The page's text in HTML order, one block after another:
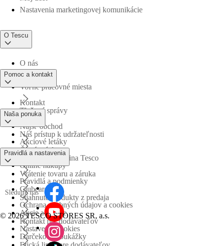
Nastavenia marketingovej komunikácie
O Tescu
O nás
Voľné pracovné miesta
Tlačové správy
Náš prístup k udržateľnosti
Obchodná skupina Tesco
Pomoc a kontakt
Kontakt
Nájsť obchod
Časté otázky
Vrátenie tovaru a záruka
Stiahnuté produkty z predaja
Kontakt pre dodávateľov
Naša ponuka
Akciové letáky
Online nákupy
Clubcard
Akcie a súťaže
Darčekové poukážky
Pravidlá a nastavenia
Pravidlá a podmienky
Ochrana osobných údajov a cookies
Nastavenia cookies
Sledujte nás
© 2026 TESCO STORES SR, a.s.